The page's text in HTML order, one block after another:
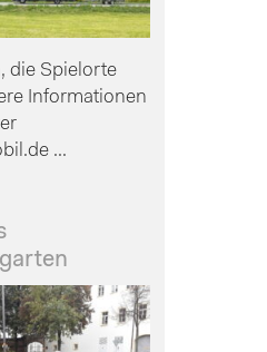
die Spielorte
Informationen
...